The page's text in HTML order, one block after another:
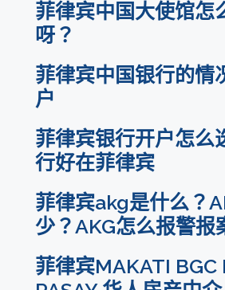
菲律宾中国大使馆怎
呀？
菲律宾中国银行的情
户
菲律宾银行开户怎么
行好在菲律宾
菲律宾akg是什么？
少？AKG怎么报警报
菲律宾MAKATI BGC